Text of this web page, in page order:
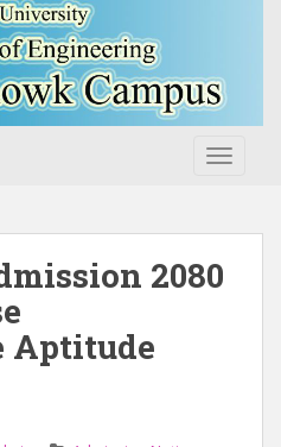
2080
Aptitude